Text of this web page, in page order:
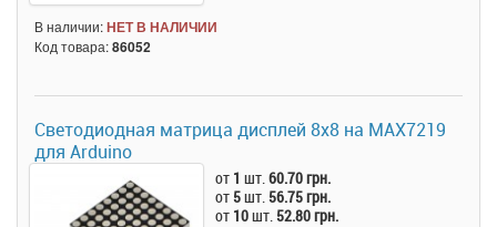
В наличии:НЕТ В НАЛИЧИИ
Код товара:86052
Светодиодная матрица дисплей 8x8 на MAX7219
для Arduino
от 1 шт.60.70 грн.
от 5шт. 56.75 грн.
от 10шт. 52.80 грн.